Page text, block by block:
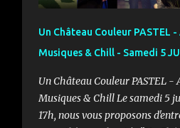
Maison de la Vie Associative
de 150m2 pour pratiquer
avec des élèves passionnés et
d’apprendre. COURS ENFANTS
: permettre l'épanouissement de
travers cet art, qu'il puisse
prendre confiance en lui en
Un Château Couleur PASTEL
Musiques & Chill - Samedi 5
Un Château Couleur PASTEL -
Musiques & Chill Le samedi 5
17h, nous vous proposons